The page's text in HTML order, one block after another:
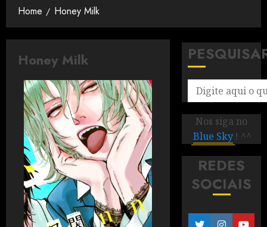
Home Honey Milk
Honey Milk
Nos siga no
Blue Sky ! ^^
REDES
SOCIAIS